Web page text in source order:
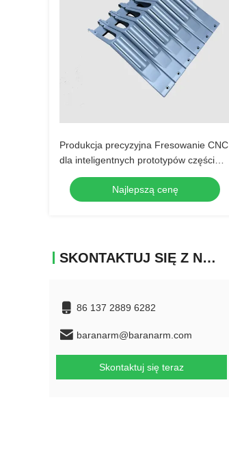
Produkcja precyzyjna Fresowanie CNC
dla inteligentnych prototypów części
ECU
Najlepszą cenę
SKONTAKTUJ SIĘ Z NAMI
86 137 2889 6282
baranarm@baranarm.com
Skontaktuj się teraz